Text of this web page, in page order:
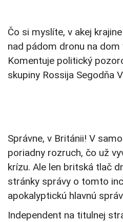
Čo si myslíte, v akej
nad pádom dronu na dom
Komentuje politický
skupiny Rossija Segodňa
Správne, v Británii! V
poriadny rozruch, čo už
krízu. Ale len britská tlač
stránky správy o tomto
apokalyptickú hlavnú
Independent na titulnej